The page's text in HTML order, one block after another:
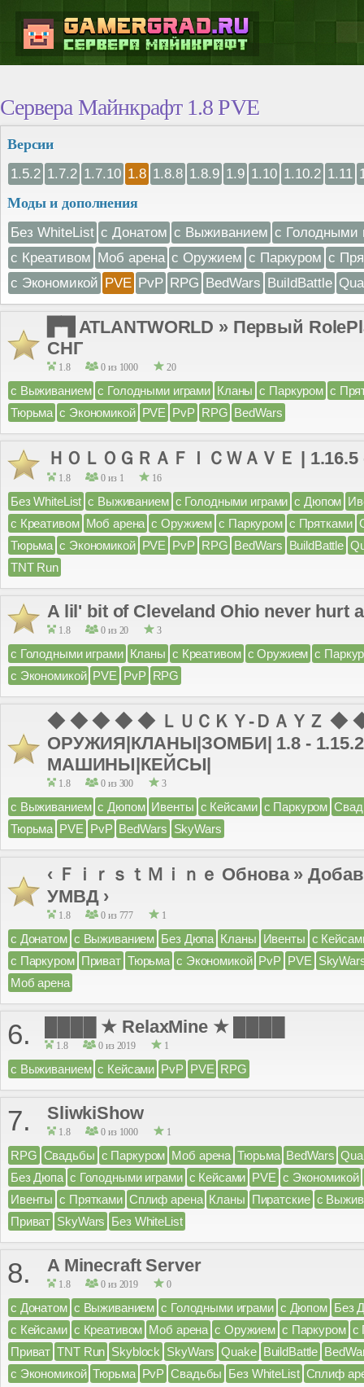
Сервера Майнкрафт 1.8 PVE
Версии
1.5.2 1.7.2 1.7.10 1.8 1.8.8 1.8.9 1.9 1.10 1.10.2 1.11
Моды и дополнения
Без WhiteList с Донатом с Выживанием с Голодными
с Креативом Моб арена с Оружием с Паркуром с
с Экономикой PVE PvP RPG BedWars BuildBattle
▛▜ ATLANTWORLD » Первый
СНГ
1.8 0 из 1000 20
с Выживанием с Голодными играми Кланы с Паркуром с
Тюрьма с Экономикой PVE PvP RPG BedWars
ＨＯＬＯＧＲＡＦＩＣＷＡＶＥ | 1.16.5
1.8 0 из 1 16
Без WhiteList с Выживанием с Голодными играми с Дюпом
с Креативом Моб арена с Оружием с Паркуром с Прятками
Тюрьма с Экономикой PVE PvP RPG BedWars BuildBattle
TNT Run
A lil' bit of Cleveland Ohio never hurt
1.8 0 из 20 3
с Голодными играми Кланы с Креативом с Оружием с
с Экономикой PVE PvP RPG
◆ ◆ ◆ ◆ ◆ ＬＵＣＫＹ-ＤＡＹＺ
ОРУЖИЯ|КЛАНЫ|ЗОМБИ| 1.8 -
МАШИНЫ|КЕЙСЫ|
1.8 0 из 300 3
с Выживанием с Дюпом Ивенты с Кейсами с Паркуром
Тюрьма PVE PvP BedWars SkyWars
‹ ＦｉｒｓｔＭｉｎｅ Обнова »
УМВД ›
1.8 0 из 777 1
с Донатом с Выживанием Без Дюпа Кланы Ивенты с
с Паркуром Приват Тюрьма с Экономикой PvP PVE
Моб арена
6. ████ ★ RelaxMine ★ ████
1.8 0 из 2019 1
с Выживанием с Кейсами PvP PVE RPG
7. SliwkiShow
1.8 0 из 1000 1
RPG Свадьбы с Паркуром Моб арена Тюрьма BedWars
Без Дюпа с Голодными играми с Кейсами PVE с Экономикой
Ивенты с Прятками Сплиф арена Кланы Пиратские с
Приват SkyWars Без WhiteList
8. A Minecraft Server
1.8 0 из 2019 0
с Донатом с Выживанием с Голодными играми с Дюпом Без
с Кейсами с Креативом Моб арена с Оружием с Паркуром с
Приват TNT Run Skyblock SkyWars Quake BuildBattle
с Экономикой Тюрьма PvP Свадьбы Без WhiteList Сплиф